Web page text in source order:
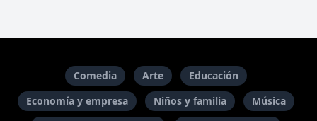
Comedia Arte
Educación
Economía y empresa
Niños y familia
Música